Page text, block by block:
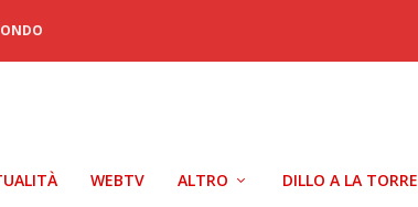
WEBTV ALTRO DILLO A LA TORRE